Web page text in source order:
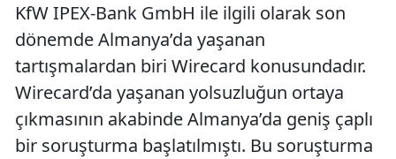
KfW IPEX-Bank GmbH ile ilgili olarak son
dönemde Almanya’da yaşanan
tartışmalardan biri Wirecard konusundadır.
Wirecard’da yaşanan yolsuzluğun ortaya
çıkmasının akabinde Almanya’da geniş çaplı
bir soruşturma başlatılmıştı. Bu soruşturma